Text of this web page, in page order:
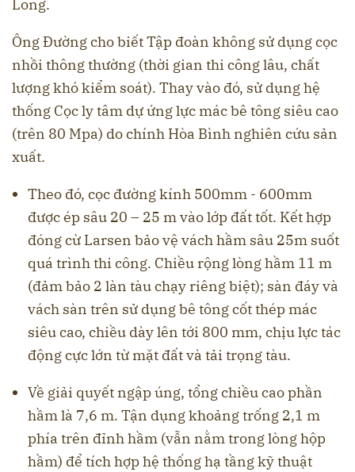
Long.
Ông Đường cho biết Tập đoàn không sử dụng cọc
nhồi thông thường (thời gian thi công lâu, chất
lượng khó kiểm soát). Thay vào đó, sử dụng hệ
thống Cọc ly tâm dự ứng lực mác bê tông siêu cao
(trên 80 Mpa) do chính Hòa Bình nghiên cứu sản
xuất.
Theo đó, cọc đường kính 500mm - 600mm
được ép sâu 20 – 25 m vào lớp đất tốt. Kết hợp
đóng cừ Larsen bảo vệ vách hầm sâu 25m suốt
quá trình thi công. Chiều rộng lòng hầm 11 m
(đảm bảo 2 làn tàu chạy riêng biệt); sàn đáy và
vách sàn trên sử dụng bê tông cốt thép mác
siêu cao, chiều dày lên tới 800 mm, chịu lực tác
động cực lớn từ mặt đất và tải trọng tàu.
Về giải quyết ngập úng, tổng chiều cao phần
hầm là 7,6 m. Tận dụng khoảng trống 2,1 m
phía trên đỉnh hầm (vẫn nằm trong lòng hộp
hầm) để tích hợp hệ thống hạ tầng kỹ thuật